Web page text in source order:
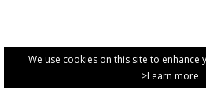
We use cookies on this site to
>Learn more